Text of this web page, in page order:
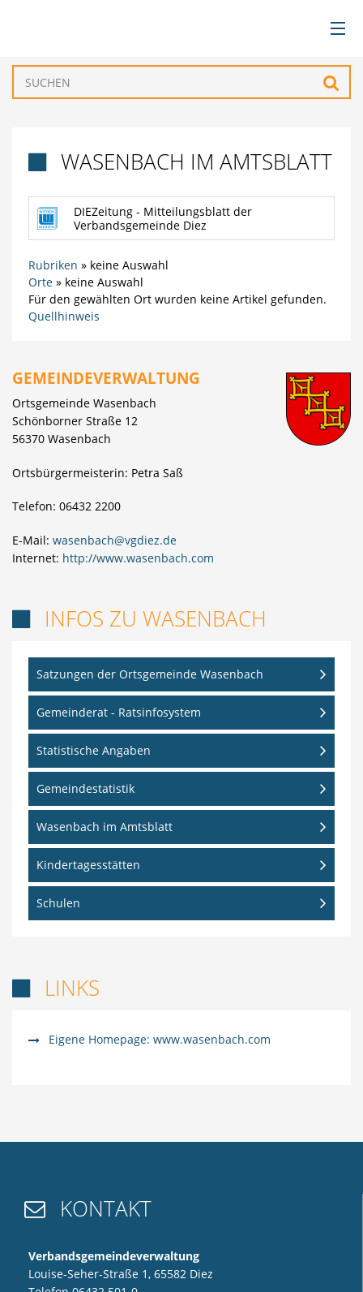
BÜRGERSERVICE
GEMEINDEN
TOURISMUS & FREIZEIT
WIRTSCHAFT
WASENBACH IM AMTSBLATT
DIEZeitung - Mitteilungsblatt der
Verbandsgemeinde Diez
Rubriken » keine Auswahl
Orte» keine Auswahl
Für den gewählten Ort wurden keine Artikel gefunden.
Quellhinweis
GEMEINDEVERWALTUNG
Ortsgemeinde Wasenbach
Schönborner Straße 12
56370 Wasenbach
Ortsbürgermeisterin: Petra Saß
Telefon: 06432 2200
E-Mail: wasenbach@vgdiez.de
Internet: http://www.wasenbach.com
INFOS ZU WASENBACH
Satzungen der Ortsgemeinde Wasenbach
Gemeinderat - Ratsinfosystem
Statistische Angaben
Gemeindestatistik
Wasenbach im Amtsblatt
Kindertagesstätten
Schulen
LINKS
Eigene Homepage: www.wasenbach.com
 KONTAKT
Verbandsgemeindeverwaltung
Louise-Seher-Straße 1, 65582 Diez